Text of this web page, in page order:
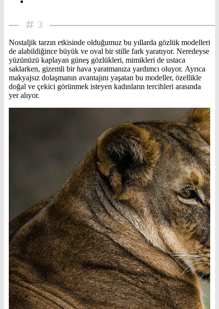
3
Nostaljik tarzın etkisinde olduğumuz bu yıllarda gözlük modelleri
de alabildiğince büyük ve oval bir stille fark yaratıyor. Neredeyse
yüzünüzü kaplayan güneş gözlükleri, mimikleri de ustaca
saklarken, gizemli bir hava yaratmanıza yardımcı oluyor. Ayrıca
makyajsız dolaşmanın avantajını yaşatan bu modeller, özellikle
doğal ve çekici görünmek isteyen kadınların tercihleri arasında
yer alıyor.